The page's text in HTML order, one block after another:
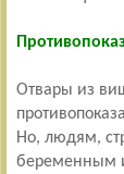
Отвары из
Но, людям,
беременным